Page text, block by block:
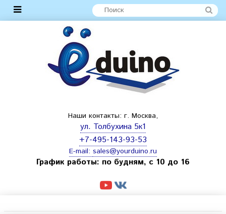
Наши контакты: г. Москва,
ул. Толбухина 5к1
+7-495-143-93-53
E-mail: sales@yourduino.ru
График работы: по будням, с 10 до 16